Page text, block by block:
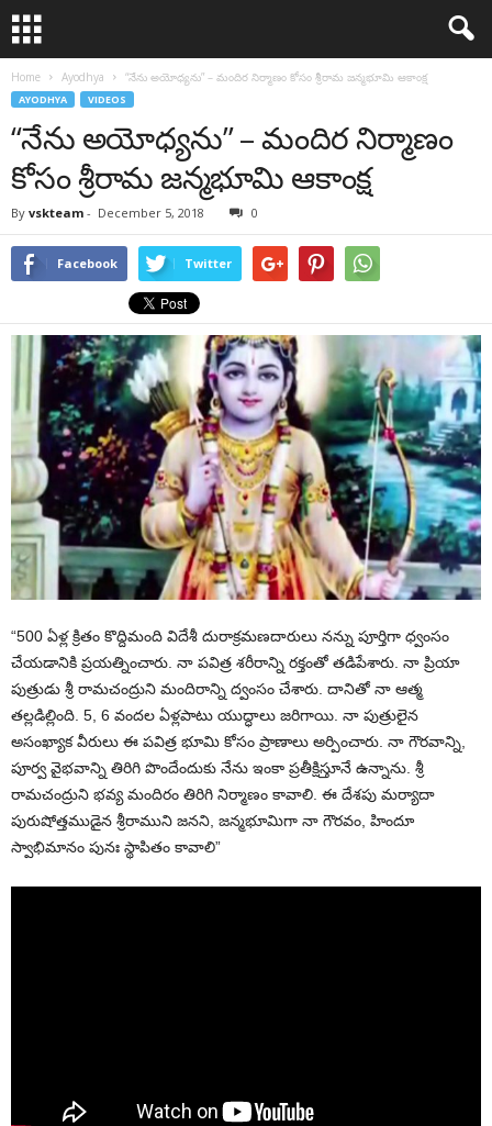
Home Ayodhya “నేను అయోధ్యను” – మందిర నిర్మాణం కోసం శ్రీరామ జన్మభూమి ఆకాంక్ష
AYODHYA VIDEOS
“నేను అయోధ్యను” – మందిర నిర్మాణం
కోసం శ్రీరామ జన్మభూమి ఆకాంక్ష
By vskteam - December 5, 2018 0
Facebook Twitter
“500 ఏళ్ల క్రితం కొద్దిమంది విదేశీ దురాక్రమణదారులు నన్ను పూర్తిగా ధ్వంసం
చేయడానికి ప్రయత్నించారు. నా పవిత్ర శరీరాన్ని రక్తంతో తడిపేశారు. నా ప్రియా
పుత్రుడు శ్రీ రామచంద్రుని మందిరాన్ని ద్వంసం చేశారు. దానితో నా ఆత్మ
తల్లడిల్లింది. 5, 6 వందల ఏళ్లపాటు యుద్ధాలు జరిగాయి. నా పుత్రులైన
అసంఖ్యాక వీరులు ఈ పవిత్ర భూమి కోసం ప్రాణాలు అర్పించారు. నా గౌరవాన్ని,
పూర్వ వైభవాన్ని తిరిగి పొందేందుకు నేను ఇంకా ప్రతీక్షిస్తూనే ఉన్నాను. శ్రీ
రామచంద్రుని భవ్య మందిరం తిరిగి నిర్మాణం కావాలి. ఈ దేశపు మర్యాదా
పురుషోత్తముడైన శ్రీరాముని జనని, జన్మభూమిగా నా గౌరవం, హిందూ
స్వాభిమానం పునః స్థాపితం కావాలి”